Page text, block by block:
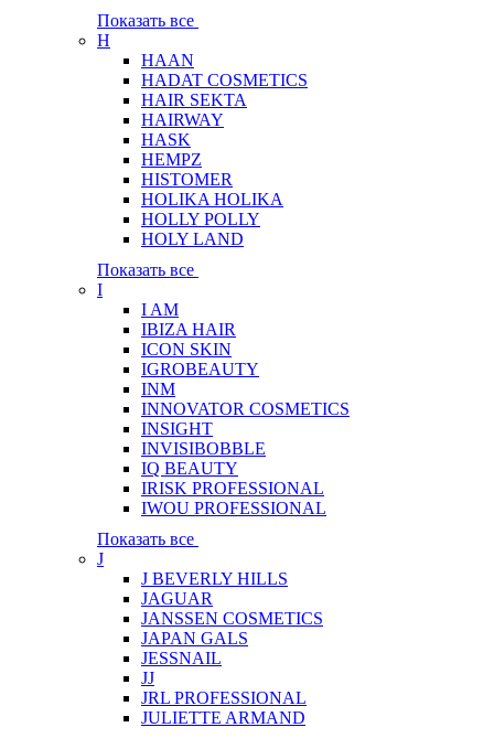
Показать все
H
HAAN
HADAT COSMETICS
HAIR SEKTA
HAIRWAY
HASK
HEMPZ
HISTOMER
HOLIKA HOLIKA
HOLLY POLLY
HOLY LAND
Показать все
I
I AM
IBIZA HAIR
ICON SKIN
IGROBEAUTY
INM
INNOVATOR COSMETICS
INSIGHT
INVISIBOBBLE
IQ BEAUTY
IRISK PROFESSIONAL
IWOU PROFESSIONAL
Показать все
J
J BEVERLY HILLS
JAGUAR
JANSSEN COSMETICS
JAPAN GALS
JESSNAIL
JJ
JRL PROFESSIONAL
JULIETTE ARMAND